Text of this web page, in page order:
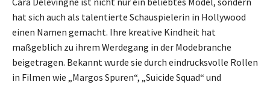
hat sich auch als talentierte Schauspielerin in Hollywood
einen Namen gemacht. Ihre kreative Kindheit hat
maßgeblich zu ihrem Werdegang in der Modebranche
beigetragen. Bekannt wurde sie durch eindrucksvolle Rollen
in Filmen wie „Margos Spuren“, „Suicide Squad“ und